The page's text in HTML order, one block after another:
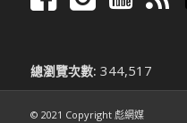
總瀏覽次數: 344,517
© 2021 Copyright 彪網媒